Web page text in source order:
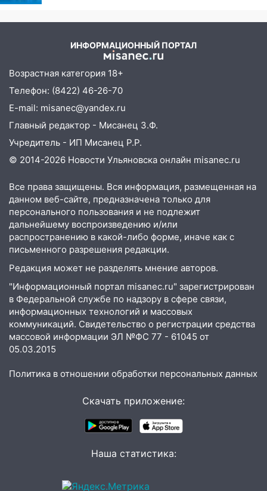
матч «Волги» под открытым небом
В Ульяновском госуниверситете
разработают отечественный прибор для
цифровой ПЦР
15:47 Ульяновцы могут вернуть деньги
за абонементы закрывшегося фитнес-
клуба «Рекорд-Fitness»
15:34 После вмешательства
прокуратуры в селах Ульяновской
области привели в порядок детские
площадки
15:27 Прокуратура проверяет
капремонт школы в селе Кивать
15:08 В Кузоватово после прокурорской
проверки обновили разметку на
пешеходных переходах
14:40 На проспекте Гая в Ульяновске
запретили остановку автомобилей на
50-метровом участке
14:22
В Новом городе 8 августа пройдет
большой фестиваль «Наше время» с
«Мураками»
Жару смоет ливнями: прогноз
погоды в Ульяновской области на
выходные 8-9 августа
полицейские проведут акцию «Час
ИНФОРМАЦИОННЫЙ ПОРТАЛ
Возрастная категория 18+
Телефон: (8422) 46-26-70
E-mail: misanec@yandex.ru
Главный редактор - Мисанец З.Ф.
Учредитель - ИП Мисанец Р.Р.
© 2014-2026 Новости Ульяновска онлайн misanec.ru
Все права защищены. Вся информация, размещенная на
данном веб-сайте, предназначена только для
персонального пользования и не подлежит
дальнейшему воспроизведению и/или
распространению в какой-либо форме, иначе как с
письменного разрешения редакции.
Редакция может не разделять мнение авторов.
"Информационный портал misanec.ru" зарегистрирован
в Федеральной службе по надзору в сфере связи,
информационных технологий и массовых
коммуникаций. Свидетельство о регистрации средства
массовой информации ЭЛ №ФС 77 - 61045 от
05.03.2015
Политика в отношении обработки персональных данных
Скачать приложение:
Наша статистика: